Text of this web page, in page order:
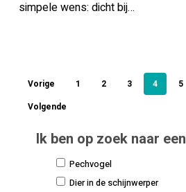
simpele wens: dicht bij…
Vorige 1 2 3 4 5
Volgende
Ik ben op zoek naar een
Pechvogel
Dier in de schijnwerper